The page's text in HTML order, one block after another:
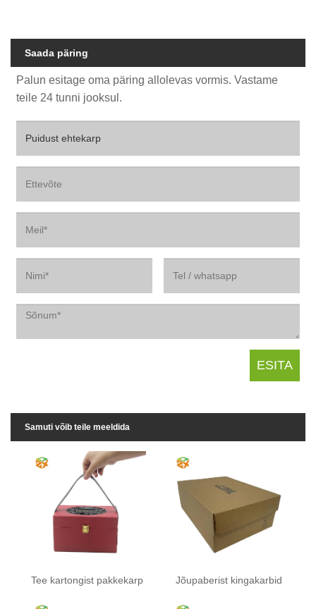
Saada päring
Palun esitage oma päring allolevas vormis. Vastame
teile 24 tunni jooksul.
Samuti võib teile meeldida
Tee kartongist pakkekarp Jõupaberist kingakarbid